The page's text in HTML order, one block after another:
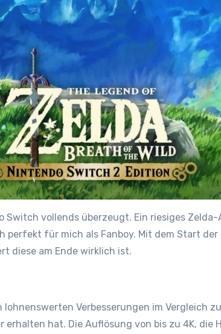
Switch vollends überzeugt. Ein riesiges Zelda-
für mich als Fanboy. Mit dem Start der
diese am Ende wirklich ist.
Verbesserungen im Vergleich
hat. Die Auflösung von bis zu 4K, die